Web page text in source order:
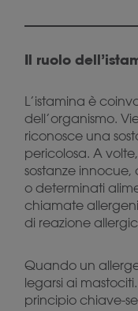
Il ruolo
L’istamina è
dell’organismo.
riconosce una
pericolosa. A
sostanze
o determinati
chiamate
di reazione
Quando un
legarsi ai
principio chiave-